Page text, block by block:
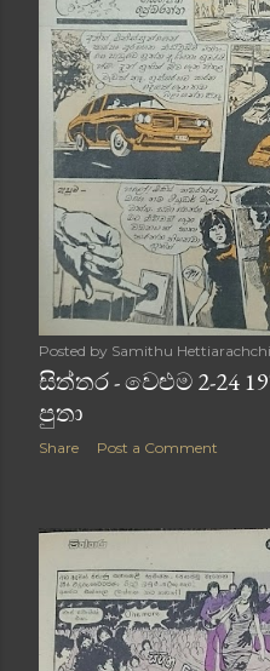
Posted by Samithu Hettiarachchi
සිත්තර - වෙළුම 2-24
පුතා
Share Post a Comment